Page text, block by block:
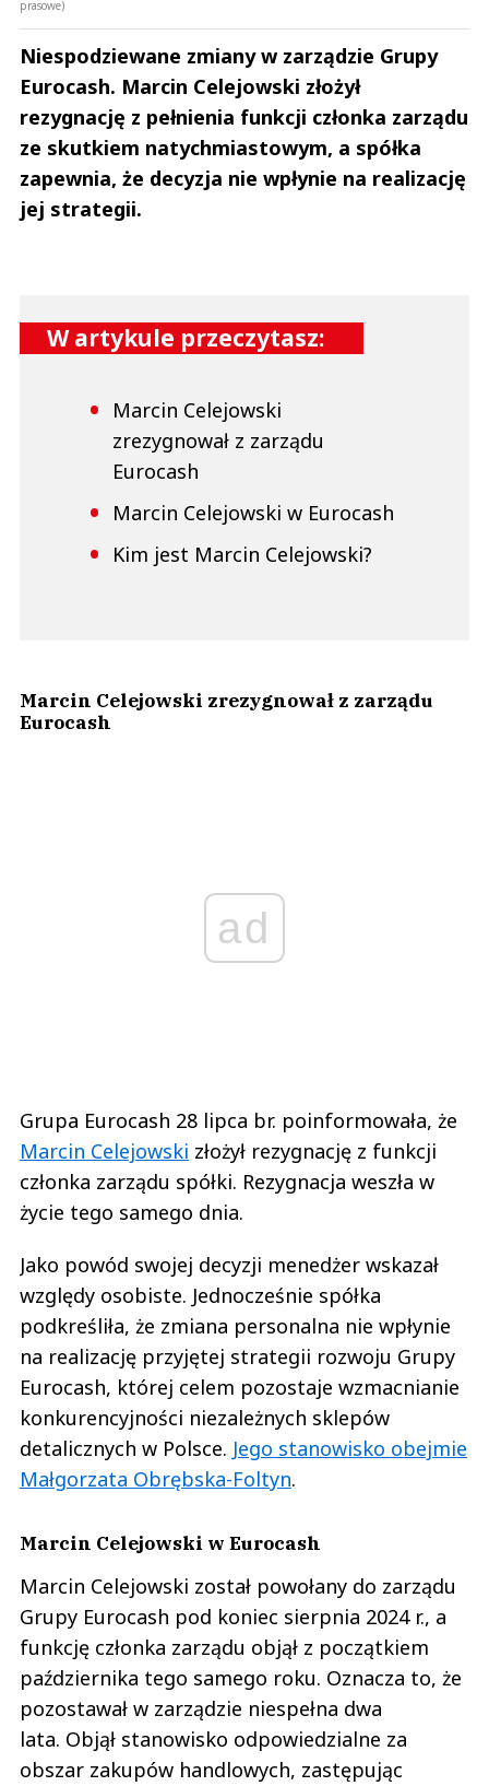
prasowe)
Niespodziewane zmiany w zarządzie Grupy
Eurocash. Marcin Celejowski złożył
rezygnację z pełnienia funkcji członka zarządu
ze skutkiem natychmiastowym, a spółka
zapewnia, że decyzja nie wpłynie na realizację
jej strategii.
W artykule przeczytasz:
Marcin Celejowski
zrezygnował z zarządu
Eurocash
Marcin Celejowski w Eurocash
Kim jest Marcin Celejowski?
Marcin Celejowski zrezygnował z zarządu
Eurocash
ad
Grupa Eurocash 28 lipca br. poinformowała, że
Marcin Celejowski złożył rezygnację z funkcji
członka zarządu spółki. Rezygnacja weszła w
życie tego samego dnia.
Jako powód swojej decyzji menedżer wskazał
względy osobiste. Jednocześnie spółka
podkreśliła, że zmiana personalna nie wpłynie
na realizację przyjętej strategii rozwoju Grupy
Eurocash, której celem pozostaje wzmacnianie
konkurencyjności niezależnych sklepów
detalicznych w Polsce. Jego stanowisko obejmie
Małgorzata Obrębska-Foltyn.
Marcin Celejowski w Eurocash
Marcin Celejowski został powołany do zarządu
Grupy Eurocash pod koniec sierpnia 2024 r., a
funkcję członka zarządu objął z początkiem
października tego samego roku. Oznacza to, że
pozostawał w zarządzie niespełna dwa
lata. Objął stanowisko odpowiedzialne za
obszar zakupów handlowych, zastępując